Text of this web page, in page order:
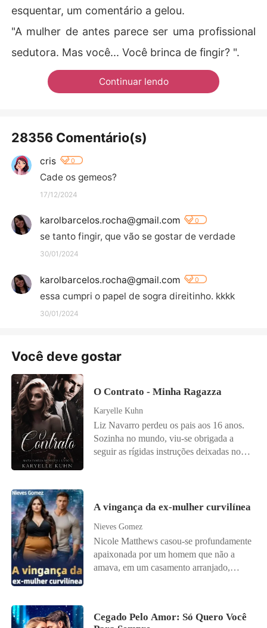
esquentar, um comentário a gelou.
"A mulher de antes parece ser uma profissional
sedutora. Mas você... Você brinca de fingir? ".
Continuar lendo
28356 Comentário(s)
cris 0
Cade os gemeos?
17/12/2024
karolbarcelos.rocha@gmail.com 0
se tanto fingir, que vão se gostar de verdade
30/01/2024
karolbarcelos.rocha@gmail.com 0
essa cumpri o papel de sogra direitinho. kkkk
30/01/2024
Você deve gostar
O Contrato - Minha Ragazza
Karyelle Kuhn
Liz Navarro perdeu os pais aos 16 anos.
Sozinha no mundo, viu-se obrigada a
seguir as rígidas instruções deixadas no
Permanecer casada até os 25 anos,
império da família. Criada em uma
redoma, cercada por regras com as quais
nunca concordou, Liz levava uma vida
monótona, sem sonhos, sem aventuras.
perigoso: charmoso, atlético, inteligente.
A vingança da ex-mulher curvilínea
Nieves Gomez
Nicole Matthews casou-se profundamente
apaixonada por um homem que não a
amava, em um casamento arranjado,
a desprezava, chamando-a de gorda e
Cegado Pelo Amor: Só Quero Você